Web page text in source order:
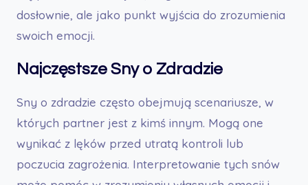
dosłownie, ale jako punkt wyjścia do zrozumienia
swoich emocji.
Najczęstsze Sny o Zdradzie
Sny o zdradzie często obejmują scenariusze, w
których partner jest z kimś innym. Mogą one
wynikać z lęków przed utratą kontroli lub
poczucia zagrożenia. Interpretowanie tych snów